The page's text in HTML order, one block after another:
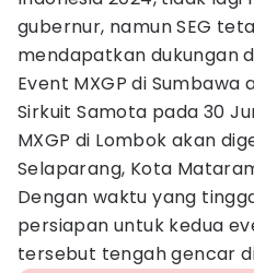
gubernur, namun SEG
mendapatkan dukungan
Event MXGP di
Sirkuit Samota pada 30
MXGP di Lombok akan
Selaparang, Kota
Dengan waktu yang
persiapan untuk kedua
tersebut tengah gencar